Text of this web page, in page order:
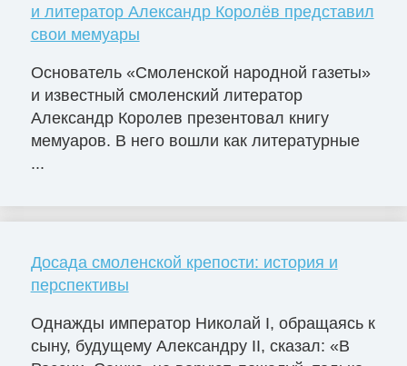
и литератор Александр Королёв представил
свои мемуары
Основатель «Смоленской народной газеты»
и известный смоленский литератор
Александр Королев презентовал книгу
мемуаров. В него вошли как литературные
...
Досада смоленской крепости: история и
перспективы
Однажды император Николай I, обращаясь к
сыну, будущему Александру II, сказал: «В